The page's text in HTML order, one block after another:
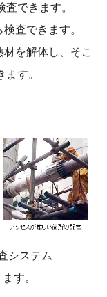
できます。
査できます。
を解体し、そこ
す。
システム
す。